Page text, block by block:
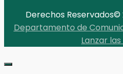
Derechos Reservados©
Departamento de
Lanzar las